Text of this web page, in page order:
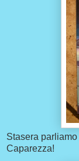
Stasera
Caparezza!